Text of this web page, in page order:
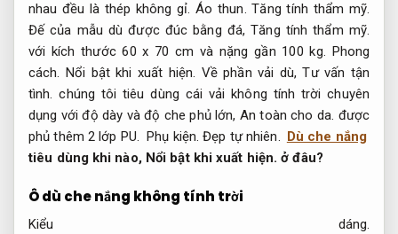
nhau đều là thép không gỉ.Áo thun. Tăng tính thẩm mỹ.
Đế của mẫu dù được đúc bằng đá,Tăng tính thẩm mỹ.
với kích thước 60 x 70 cm và nặng gần 100 kg. Phong
cách. Nổi bật khi xuất hiện. Về phần vải dù,Tư vấn tận
tình. chúng tôi tiêu dùng cái vải không tính trời chuyên
dụng với độ dày và độ che phủ lớn, An toàn cho da. được
phủ thêm 2 lớp PU.Phụ kiện. Đẹp tự nhiên. Dù che nắng
tiêu dùng khi nào, Nổi bật khi xuất hiện. ở đâu?
Ô dù che nắng không tính trời
Kiểu dáng.